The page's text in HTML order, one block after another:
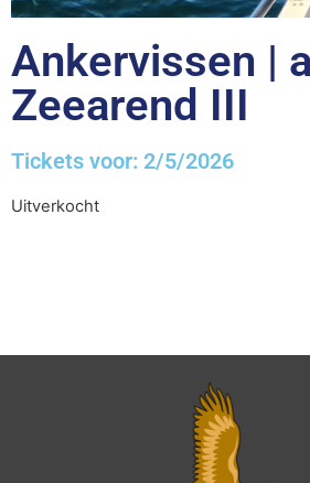
Ankervissen |
Zeearend III
Tickets voor: 2/5/2026
Uitverkocht